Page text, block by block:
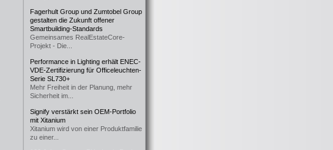
Fagerhult Group und Zumtobel Group
gestalten die Zukunft offener
Smartbuilding-Standards
Gemeinsames RealEstateCore-
Projekt - Die...
Performance in Lighting erhält ENEC-
VDE-Zertifizierung für Officeleuchten-
Serie SL730+
Mehr Freiheit in der Planung, mehr
Sicherheit im...
Signify verstärkt sein OEM-Portfolio
mit Xitanium
Xitanium wird von einer Produktfamilie
zu einer...